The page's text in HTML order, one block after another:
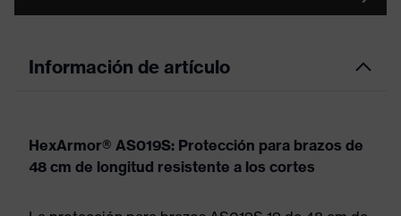
Información de artículo
HexArmor® AS019S: Protección para brazos de
48 cm de longitud resistente a los cortes